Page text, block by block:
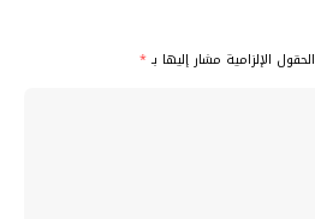
الحقول الإلزامية مشار إليها بـ *